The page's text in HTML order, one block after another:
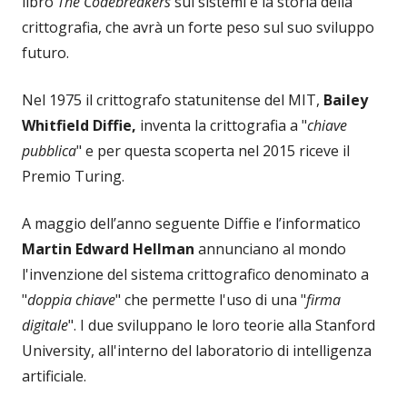
crittografia, che avrà un forte peso sul suo sviluppo
futuro.
Nel 1975 il crittografo statunitense del MIT, Bailey
Whitfield Diffie, inventa la crittografia a "chiave
pubblica" e per questa scoperta nel 2015 riceve il
Premio Turing.
A maggio dell’anno seguente Diffie e l’informatico
Martin Edward Hellman annunciano al mondo
l'invenzione del sistema crittografico denominato a
"doppia chiave" che permette l'uso di una "firma
digitale". I due sviluppano le loro teorie alla Stanford
University, all'interno del laboratorio di intelligenza
artificiale.